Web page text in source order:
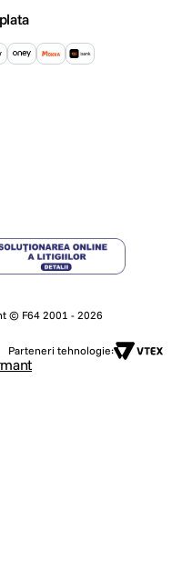
© F64 2001 - 2026
Parteneri tehnologie: